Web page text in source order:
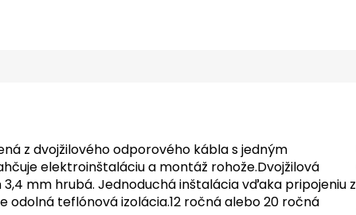
M
O
z dvojžilového odporového kábla s jedným
elektroinštaláciu a montáž rohože.Dvojžilová
mm hrubá. Jednoduchá inštalácia vďaka pripojeniu z
odolná teflónová izolácia.12 ročná alebo 20 ročná